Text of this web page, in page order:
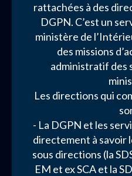
rattachées à des
DGPN. C’est un
ministère de
des missions
administratif des
Les directions qui
- La DGPN et les
directement à savoir
sous directions (la
EM et ex SCA et la